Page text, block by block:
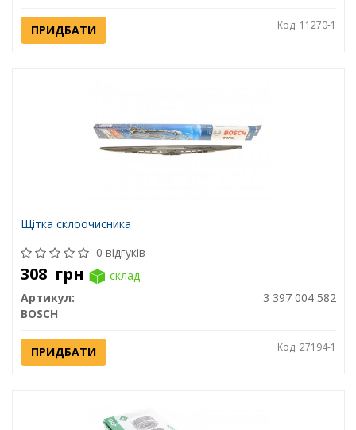
ПРИДБАТИ Код: 11270-1
Щітка склоочисника
0 відгуків
308 грн
склад
Артикул:
3 397 004 582
BOSCH
ПРИДБАТИ Код: 27194-1